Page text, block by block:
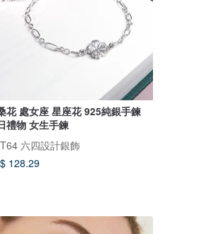
花 處女座 星座花 925純銀手鍊
禮物 女生手鍊
六四設計銀飾
128.29